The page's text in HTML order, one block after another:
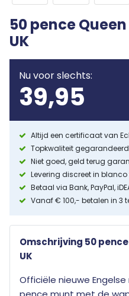
50 pence
UK
Nu voor slechts:
39,95
Altijd een certificaat van
Topkwaliteit gegarandeerd
Niet goed, geld terug
Levering discreet in
Betaal via Bank, PayPal,
Vanaf € 100,- betalen in 3
Omschrijving 50
UK
Officiële nieuwe